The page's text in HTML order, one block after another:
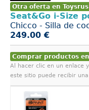
Otra oferta en Toysrus
Seat&Go i-Size
Chicco - Silla de
249.00 €
Comprar productos
Al hacer clic en un enlace
este sitio puede recibir